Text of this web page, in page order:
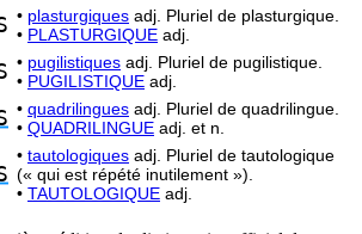
• plasturgiques adj. Pluriel de plasturgique.
• PLASTURGIQUE adj.
• pugilistiques adj. Pluriel de pugilistique.
• PUGILISTIQUE adj.
• quadrilingues adj. Pluriel de quadrilingue.
• QUADRILINGUE adj. et n.
• tautologiques adj. Pluriel de tautologique
(« qui est répété inutilement »).
• TAUTOLOGIQUE adj.